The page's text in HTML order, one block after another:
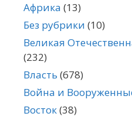
Африка (13)
Без рубрики (10)
Великая
(232)
Власть (678)
Война и
Восток(38)